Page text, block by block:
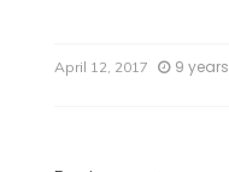
April 12, 2017 9 years